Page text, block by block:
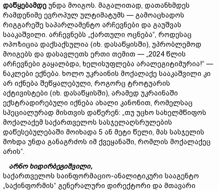
დაწყებამდე უნდა მოიგოს. მაგალითად, დათანხმდეს
რამდენიმე ევროპულ ულტიმატუმს — გამოაცხადოს
რიგგარეშე საპარლამენტო არჩევნები და გაუშვას
სააკაშვილი. არჩევნებს „ქართული ოცნება“, როდესაც
ოპოზიცია დაქსაქსულია (იხ. დასაწყისში), უპრობლემოდ
მოიგებს და დასავლეთს ერთი თემით — „2024 წლის
არჩევნები გაყალბდა, ხელისუფლება არალეგიტიმურია!“ —
ნაკლები ექნება. ხოლო უკრაინის მოქალაქე სააკაშვილი კი
არ იქნება შეწყალებული, როგორც ტროტუარის
აქტივისტები (იხ. დასაწყისში), არამედ უკრაინაში
ექსტრადირებული იქნება ახალი კანონით, რომელსაც
სპეციალურად მისთვის დაწერენ: „თუ უცხო სახელმწიფოს
მოქალაქემ საქართველოს სასჯელაღსრულების
დაწესებულებაში მოიხადა 5 ან მეტი წელი, მას სასჯელის
მოხდა უნდა განაგრძოს იმ ქვეყანაში, რომლის მოქალაქეც
არის“.
არნო ხიდირბეგიშვილი,
საქართველოს საინფორმაციო-ანალიტიკური სააგენტო
„საქინფორმის“ გენერალური დირექტორი და მთავარი